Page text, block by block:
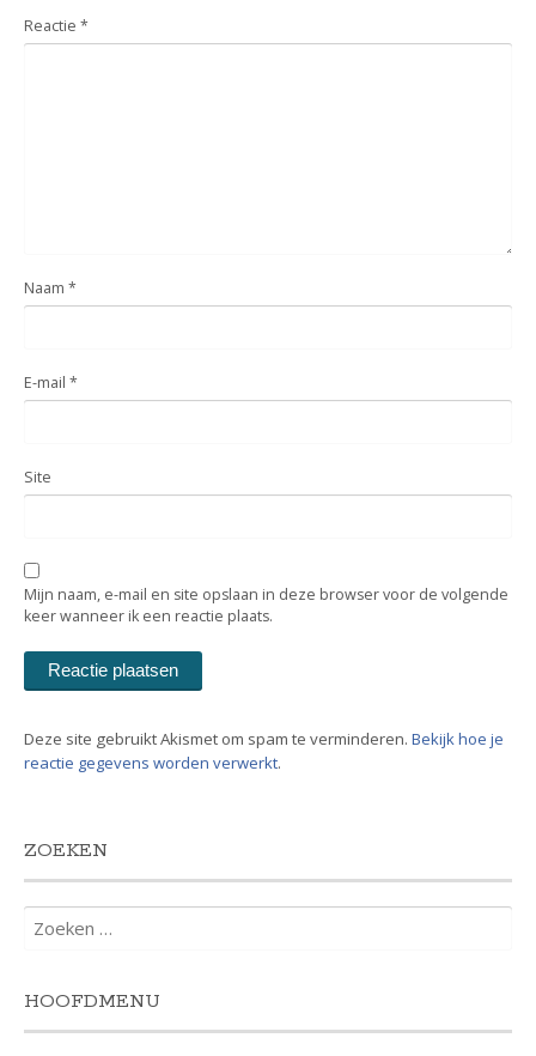
Reactie *
Naam *
E-mail *
Site
Mijn naam, e-mail en site opslaan in deze browser voor de volgende
keer wanneer ik een reactie plaats.
Deze site gebruikt Akismet om spam te verminderen. Bekijk hoe je
reactie gegevens worden verwerkt.
ZOEKEN
naar:
HOOFDMENU